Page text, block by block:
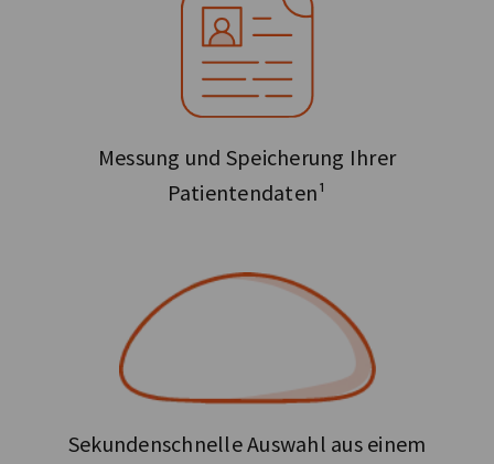
Messung und Speicherung Ihrer
Patientendaten¹
Sekundenschnelle Auswahl aus einem